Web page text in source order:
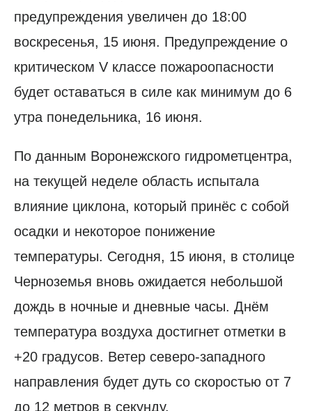
предупреждения увеличен до 18:00
воскресенья, 15 июня. Предупреждение о
критическом V классе пожароопасности
будет оставаться в силе как минимум до 6
утра понедельника, 16 июня.
По данным Воронежского гидрометцентра,
на текущей неделе область испытала
влияние циклона, который принёс с собой
осадки и некоторое понижение
температуры. Сегодня, 15 июня, в столице
Черноземья вновь ожидается небольшой
дождь в ночные и дневные часы. Днём
температура воздуха достигнет отметки в
+20 градусов. Ветер северо-западного
направления будет дуть со скоростью от 7
до 12 метров в секунду.